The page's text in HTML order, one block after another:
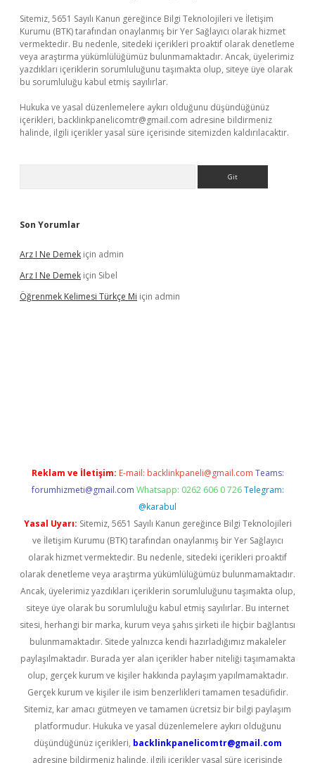
Sitemiz, 5651 Sayılı Kanun gereğince Bilgi Teknolojileri ve İletişim
Kurumu (BTK) tarafından onaylanmış bir Yer Sağlayıcı olarak hizmet
vermektedir. Bu nedenle, sitedeki içerikleri proaktif olarak denetleme
veya araştırma yükümlülüğümüz bulunmamaktadır. Ancak, üyelerimiz
yazdıkları içeriklerin sorumluluğunu taşımakta olup, siteye üye olarak
bu sorumluluğu kabul etmiş sayılırlar.
Hukuka ve yasal düzenlemelere aykırı olduğunu düşündüğünüz
içerikleri, backlinkpanelicomtr@gmail.com adresine bildirmeniz
halinde, ilgili içerikler yasal süre içerisinde sitemizden kaldırılacaktır.
Son Yorumlar
Arz I Ne Demek için admin
Arz I Ne Demek için Sibel
Öğrenmek Kelimesi Türkçe Mi için admin
Reklam ve İletişim: E-mail: backlinkpaneli@gmail.com Teams:
forumhizmeti@gmail.com Whatsapp: 0262 606 0 726 Telegram:
@karabul
Yasal Uyarı: Sitemiz, 5651 Sayılı Kanun gereğince Bilgi Teknolojileri
ve İletişim Kurumu (BTK) tarafından onaylanmış bir Yer Sağlayıcı
olarak hizmet vermektedir. Bu nedenle, sitedeki içerikleri proaktif
olarak denetleme veya araştırma yükümlülüğümüz bulunmamaktadır.
Ancak, üyelerimiz yazdıkları içeriklerin sorumluluğunu taşımakta olup,
siteye üye olarak bu sorumluluğu kabul etmiş sayılırlar. Bu internet
sitesi, herhangi bir marka, kurum veya şahıs şirketi ile hiçbir bağlantısı
bulunmamaktadır. Sitede yalnızca kendi hazırladığımız makaleler
paylaşılmaktadır. Burada yer alan içerikler haber niteliği taşımamakta
olup, gerçek kurum ve kişiler hakkında paylaşım yapılmamaktadır.
Gerçek kurum ve kişiler ile isim benzerlikleri tamamen tesadüfidir.
Sitemiz, kar amacı gütmeyen ve tamamen ücretsiz bir bilgi paylaşım
platformudur. Hukuka ve yasal düzenlemelere aykırı olduğunu
düşündüğünüz içerikleri, backlinkpanelicomtr@gmail.com
adresine bildirmeniz halinde, ilgili içerikler yasal süre içerisinde